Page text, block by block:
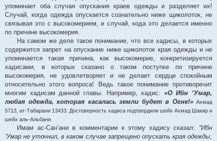
упоминает оба случая опускания краев одежды и разделяет их!
Случай, когда одежда опускается сознательно ниже щиколоток, не
связывая это с высокомерием, и случай, кода это делается именно
по причине высокомерия.
На самом же деле такое понимание, что все хадисы, в которых
содержится запрет на опускание ниже щиколоток края одежды и не
упоминается такая причина, как высокомерие, конкретизируется
хадисами, в которых сказано о таком поступке по причине
высокомерия, не удовлетворяет и не делает сердце спокойным
относительно этого вопроса! Ведь такое понимание противоречит
многим хадисам данной главы. Например, хадис: «О Ибн ‘Умар,
любая одежда, которая касалась земли будет в Огне!» Ахмад
5713, ат-Табарани 13433. Достоверность хадиса подтвердили шейх Ахмад Шакир и
шейх аль-Альбани.
Имам ас-Сан’ани в комментарии к этому хадису сказал: “Ибн
‘Умар не уточнил, в каком случае запрещено опускать края одежды,